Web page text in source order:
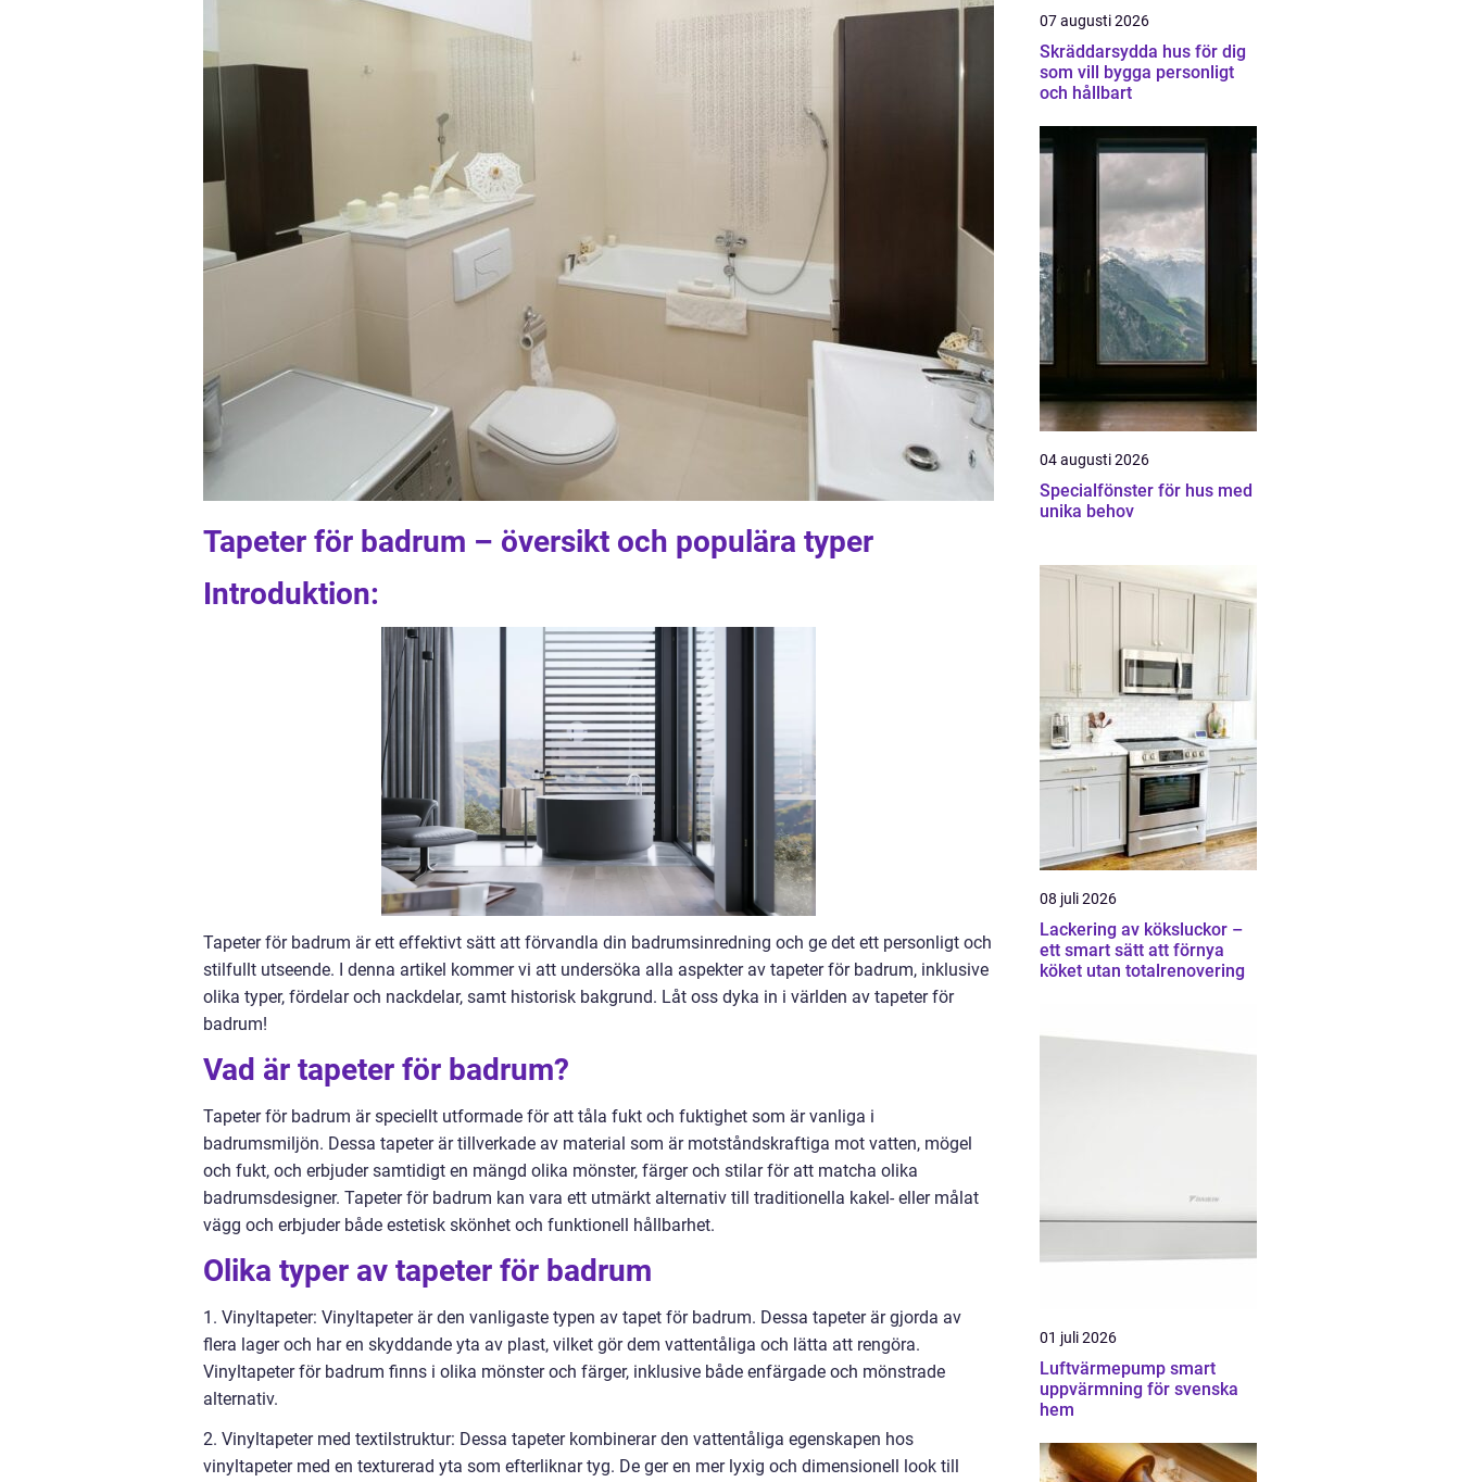
Tapeter för badrum – översikt och populära typer
Introduktion:
Tapeter för badrum är ett effektivt sätt att förvandla din badrumsinredning och ge det ett personligt och
stilfullt utseende. I denna artikel kommer vi att undersöka alla aspekter av tapeter för badrum, inklusive
olika typer, fördelar och nackdelar, samt historisk bakgrund. Låt oss dyka in i världen av tapeter för
badrum!
Vad är tapeter för badrum?
Tapeter för badrum är speciellt utformade för att tåla fukt och fuktighet som är vanliga i
badrumsmiljön. Dessa tapeter är tillverkade av material som är motståndskraftiga mot vatten, mögel
och fukt, och erbjuder samtidigt en mängd olika mönster, färger och stilar för att matcha olika
badrumsdesigner. Tapeter för badrum kan vara ett utmärkt alternativ till traditionella kakel- eller målat
vägg och erbjuder både estetisk skönhet och funktionell hållbarhet.
Olika typer av tapeter för badrum
1. Vinyltapeter: Vinyltapeter är den vanligaste typen av tapet för badrum. Dessa tapeter är gjorda av
flera lager och har en skyddande yta av plast, vilket gör dem vattentåliga och lätta att rengöra.
Vinyltapeter för badrum finns i olika mönster och färger, inklusive både enfärgade och mönstrade
alternativ.
2. Vinyltapeter med textilstruktur: Dessa tapeter kombinerar den vattentåliga egenskapen hos
vinyltapeter med en texturerad yta som efterliknar tyg. De ger en mer lyxig och dimensionell look till
07 augusti 2026
Skräddarsydda hus för dig
som vill bygga personligt
och hållbart
04 augusti 2026
Specialfönster för hus med
unika behov
08 juli 2026
Lackering av köksluckor –
ett smart sätt att förnya
köket utan totalrenovering
01 juli 2026
Luftvärmepump smart
uppvärmning för svenska
hem